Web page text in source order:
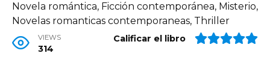
Novela romántica, Ficción contemporánea, Misterio,
Novelas romanticas contemporaneas, Thriller
VIEWS
314
Calificar el libro